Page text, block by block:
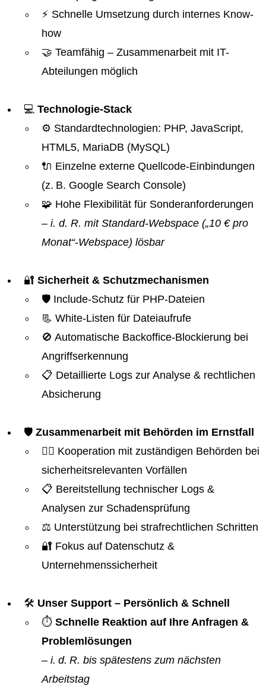
⚡ Schnelle Umsetzung durch internes Know-
how
🤝 Teamfähig – Zusammenarbeit mit IT-
Abteilungen möglich
💻 Technologie-Stack
⚙️ Standardtechnologien: PHP, JavaScript,
HTML5, MariaDB (MySQL)
🔌 Einzelne externe Quellcode-Einbindungen
(z. B. Google Search Console)
🧩 Hohe Flexibilität für Sonderanforderungen
– i. d. R. mit Standard-Webspace („10 € pro
Monat“-Webspace) lösbar
🔐 Sicherheit & Schutzmechanismen
🛡️ Include-Schutz für PHP-Dateien
📃 White-Listen für Dateiaufrufe
🚫 Automatische Backoffice-Blockierung bei
Angriffserkennung
📋 Detaillierte Logs zur Analyse & rechtlichen
Absicherung
🛡️ Zusammenarbeit mit Behörden im Ernstfall
👮‍♂️ Kooperation mit zuständigen Behörden bei
sicherheitsrelevanten Vorfällen
📋 Bereitstellung technischer Logs &
Analysen zur Schadensprüfung
⚖️ Unterstützung bei strafrechtlichen Schritten
🔐 Fokus auf Datenschutz &
Unternehmenssicherheit
🛠️ Unser Support – Persönlich & Schnell
⏱️ Schnelle Reaktion auf Ihre Anfragen &
Problemlösungen
– i. d. R. bis spätestens zum nächsten
Arbeitstag